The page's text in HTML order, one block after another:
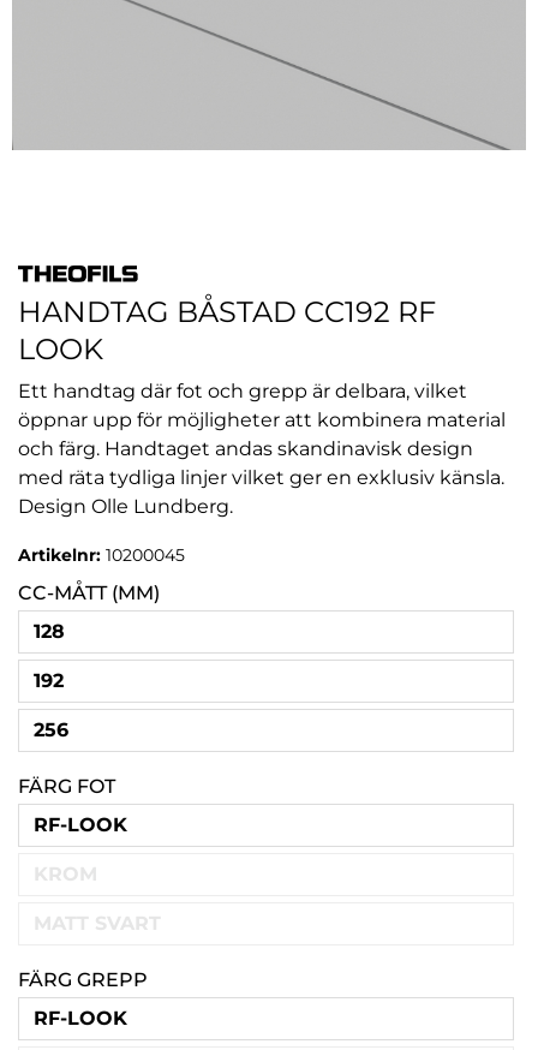
HANDTAG BÅSTAD CC192 RF
LOOK
Ett handtag där fot och grepp är delbara, vilket
öppnar upp för möjligheter att kombinera material
och färg. Handtaget andas skandinavisk design
med räta tydliga linjer vilket ger en exklusiv känsla.
Design Olle Lundberg.
Artikelnr: 10200045
CC-MÅTT (MM)
128
192
256
FÄRG FOT
RF-LOOK
KROM
MATT SVART
FÄRG GREPP
RF-LOOK